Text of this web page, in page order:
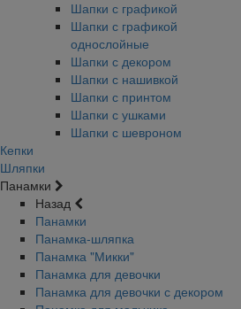
Шапки с графикой
Шапки с графикой
однослойные
Шапки с декором
Шапки с нашивкой
Шапки с принтом
Шапки с ушками
Шапки с шевроном
Кепки
Шляпки
Панамки
Назад
Панамки
Панамка-шляпка
Панамка "Микки"
Панамка для девочки
Панамка для девочки с декором